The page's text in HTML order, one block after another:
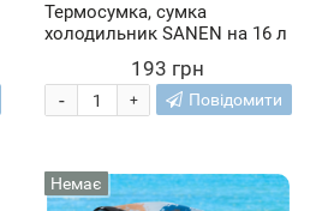
Термосумка, сумка
холодильник SANEN на 16 л
193 грн
+
- Повідомити
Немає